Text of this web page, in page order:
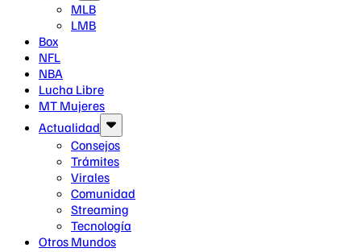
MLB
LMB
Box
NFL
NBA
Lucha Libre
MT Mujeres
Actualidad
Consejos
Trámites
Virales
Comunidad
Streaming
Tecnología
Otros Mundos